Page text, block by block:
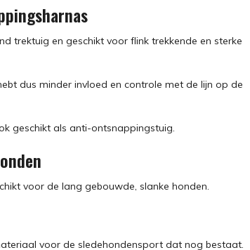
trektuig en geschikt voor flink trekkende en sterke
dus minder invloed en controle met de lijn op de
geschikt als anti-ontsnappingstuig.
voor de lang gebouwde, slanke honden.
voor de sledehondensport dat nog bestaat.